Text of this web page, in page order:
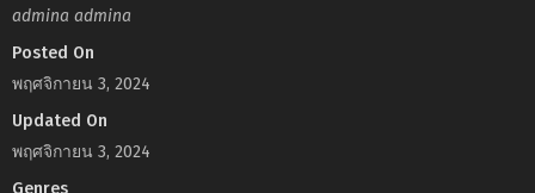
admina admina
Posted On
พฤศจิกายน 3, 2024
Updated On
พฤศจิกายน 3, 2024
Genres